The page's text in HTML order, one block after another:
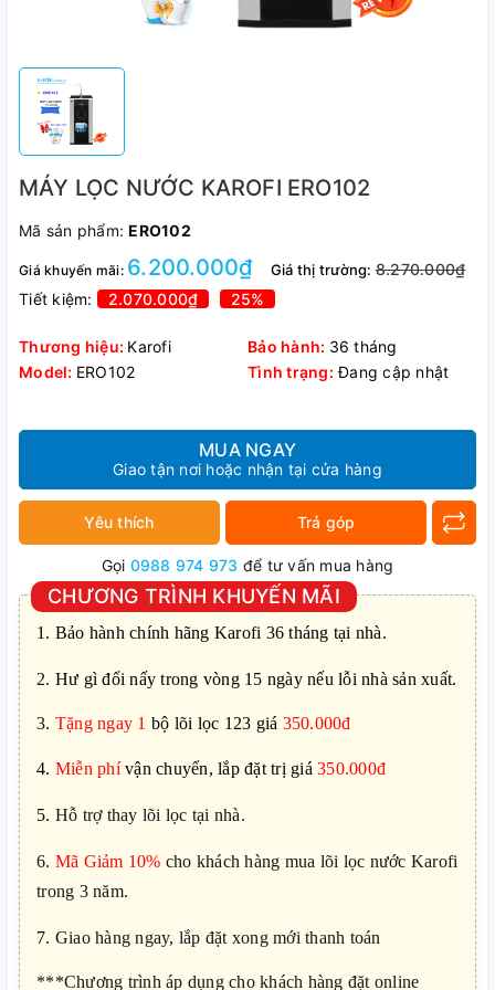
MÁY LỌC NƯỚC KAROFI ERO102
Mã sản phẩm:ERO102
Giá khuyến mãi: 6.200.000₫ Giá thị trường:8.270.000₫
Tiết kiệm:
2.070.000₫ 25%
Thương hiệu: Karofi Bảo hành: 36 tháng
Model: ERO102 Tình trạng: Đang cập nhật
MUA NGAY
Giao tận nơi hoặc nhận tại cửa hàng
Yêu thích Trả góp
Gọi 0988 974 973 để tư vấn mua hàng
CHƯƠNG TRÌNH KHUYẾN MÃI
1. Bảo hành chính hãng Karofi 36 tháng tại nhà.
2. Hư gì đổi nấy trong vòng 15 ngày nếu lỗi nhà sản xuất.
3. Tặng ngay 1 bộ lõi lọc 123 giá 350.000đ
4. Miễn phívận chuyển, lắp đặt trị giá 350.000đ
5. Hỗ trợ thay lõi lọc tại nhà.
6. Mã Giảm 10% cho khách hàng mua lõi lọc nước Karofi
trong 3 năm.
7. Giao hàng ngay, lắp đặt xong mới thanh toán
***Chương trình áp dụng cho khách hàng đặt online